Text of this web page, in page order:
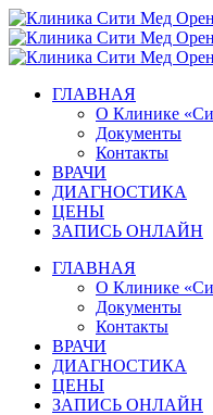
Skip
to
content
ГЛАВНАЯ
О Клинике
Документы
Контакты
ВРАЧИ
ДИАГНОСТИКА
ЦЕНЫ
ЗАПИСЬ ОНЛАЙН
ГЛАВНАЯ
О Клинике
Документы
Контакты
ВРАЧИ
ДИАГНОСТИКА
ЦЕНЫ
ЗАПИСЬ ОНЛАЙН